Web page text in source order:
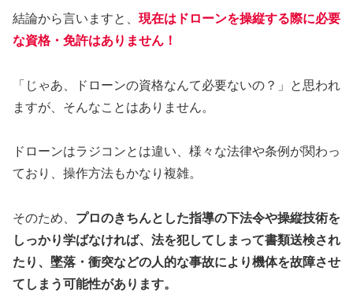
結論から言いますと、 現在はドローンを操縦する際に必要
な資格・免許はありません！
「じゃあ、ドローンの資格なんて必要ないの？」と思われ
ますが、そんなことはありません。
ドローンはラジコンとは違い、様々な法律や条例が関わっ
ており、操作方法もかなり複雑。
そのため、 プロのきちんとした指導の下法令や操縦技術を
しっかり学ばなければ、法を犯してしまって書類送検され
たり、墜落・衝突などの人的な事故により機体を故障させ
てしまう可能性があります。